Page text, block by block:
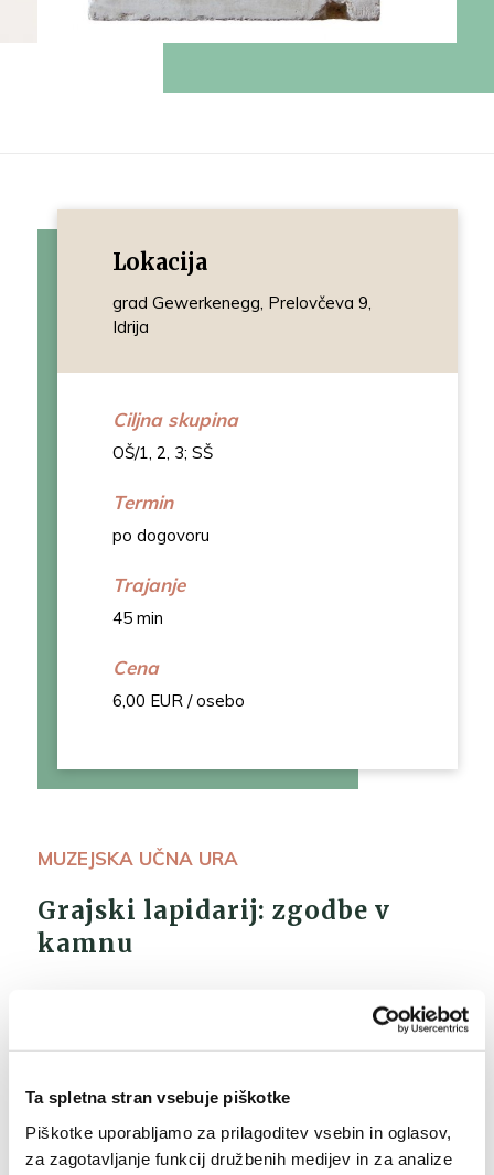
Ta spletna stran vsebuje piškotke
Piškotke uporabljamo za prilagoditev vsebin in oglasov,
za zagotavljanje funkcij družbenih medijev in za analize
Lokacija
grad Gewerkenegg, Prelovčeva 9,
Idrija
Ciljna skupina
OŠ/1, 2, 3; SŠ
Termin
po dogovoru
Trajanje
45 min
Cena
6,00 EUR / osebo
MUZEJSKA UČNA URA
Grajski lapidarij: zgodbe v
kamnu
Program se izvaja po vnaprejšnjem
Povezava z učno snovjo: